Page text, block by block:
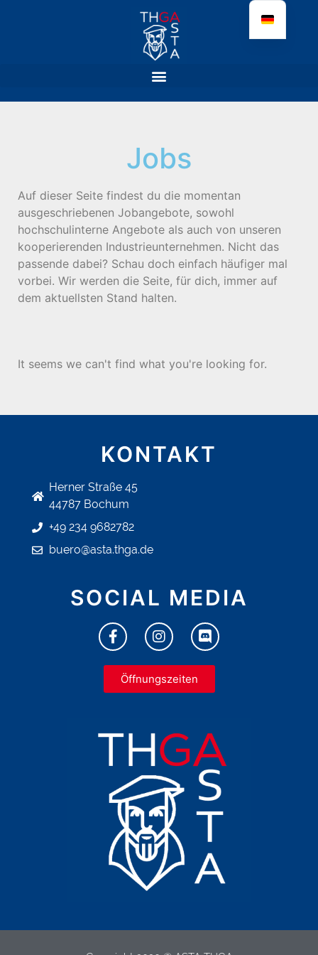
Jobs
Auf dieser Seite findest du die momentan
ausgeschriebenen Jobangebote, sowohl
hochschulinterne Angebote als auch von unseren
kooperierenden Industrieunternehmen. Nicht das
passende dabei? Schau doch einfach häufiger mal
vorbei. Wir werden die Seite, für dich, immer auf
dem aktuellsten Stand halten.
It seems we can't find what you're looking for.
KONTAKT
Herner Straße 45
44787 Bochum
+49 234 9682782
buero@asta.thga.de
SOCIAL MEDIA
Öffnungszeiten